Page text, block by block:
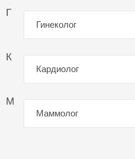
Г
Гинеколог
К
Кардиолог
М
Маммолог